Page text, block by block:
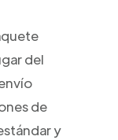
del
de
y